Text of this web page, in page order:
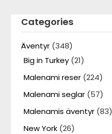
Categories
Äventyr (348)
Big in Turkey (21)
Malenami reser (224)
Malenami seglar (57)
Malenamis äventyr (83)
New York (26)